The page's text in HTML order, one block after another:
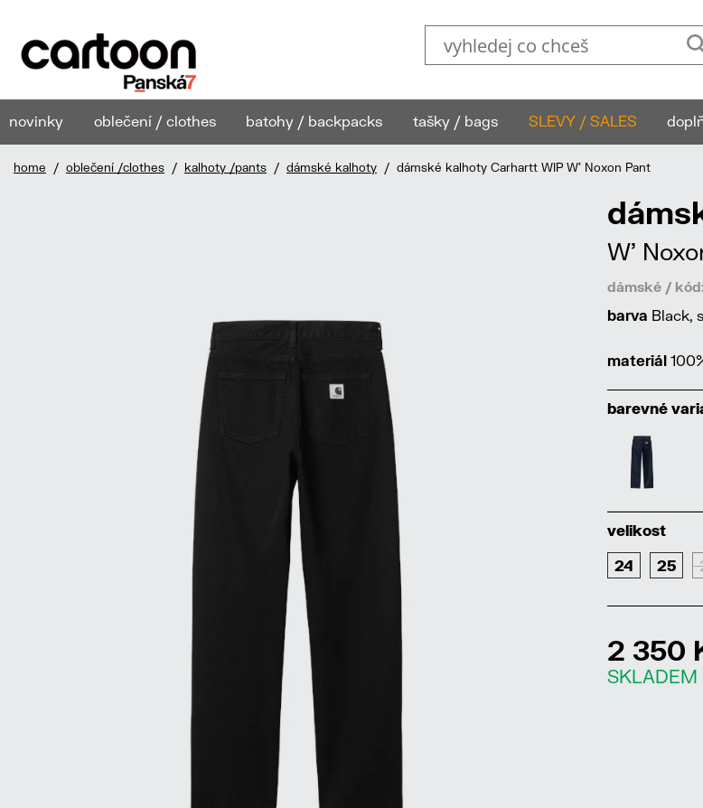
novinky oblečení / clothes batohy / backpacks tašky / bags SLEVY / SALES
home / oblečení /clothes / kalhoty /pants / dámské kalhoty / dámské kalhoty Carhartt WIP W' Noxon Pant
W'
dámské /
barva Black,
materiál
barevné
velikost
24 25
2 350
SKLADEM